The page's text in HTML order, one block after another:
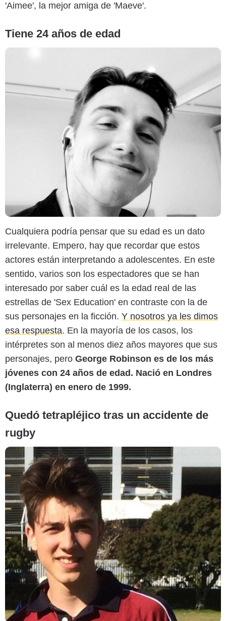
'Aimee', la mejor amiga de 'Maeve'.
Tiene 24 años de edad
Cualquiera podría pensar que su edad es un dato
irrelevante. Empero, hay que recordar que estos
actores están interpretando a adolescentes. En este
sentido, varios son los espectadores que se han
interesado por saber cuál es la edad real de las
estrellas de 'Sex Education' en contraste con la de
sus personajes en la ficción. Y nosotros ya les dimos
esa respuesta. En la mayoría de los casos, los
intérpretes son al menos diez años mayores que sus
personajes, pero George Robinson es de los más
jóvenes con 24 años de edad. Nació en Londres
(Inglaterra) en enero de 1999.
Quedó tetrapléjico tras un accidente de
rugby​​
Instagram @georgerossrobinson